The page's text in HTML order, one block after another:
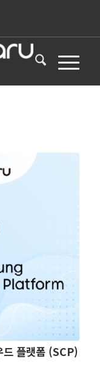
플랫폼 (SCP)